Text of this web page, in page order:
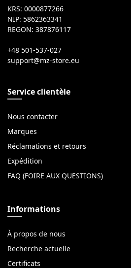
KRS: 0000877266
NIP: 5862363341
REGON: 387876117
+48 501-537-027
Service clientèle
Nous contacter
Marques
Réclamations et retours
Expédition
FAQ (FOIRE AUX QUESTIONS)
Informations
À propos de nous
Recherche actuelle
Certificats